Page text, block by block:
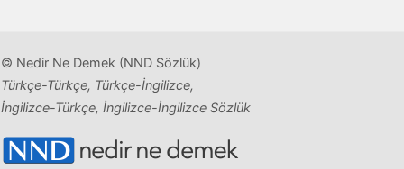
© Nedir Ne Demek (NND Sözlük)
Türkçe-Türkçe, Türkçe-İngilizce,
İngilizce-Türkçe, İngilizce-İngilizce Sözlük